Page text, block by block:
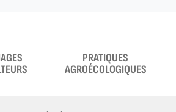
PRATIQUES
AGROÉCOLOGIQUES